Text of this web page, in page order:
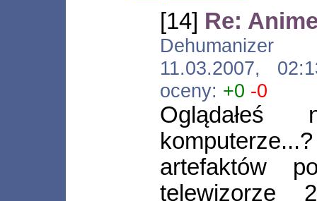
[14] Re:
Dehumanizer
11.03.2007,
oceny: +0 -0
artefaktów
telewizorze